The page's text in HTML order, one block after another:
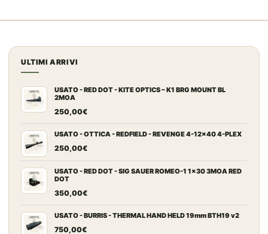
ULTIMI ARRIVI
USATO - RED DOT - KITE OPTICS – K1 BRG MOUNT BL
2MOA
250,00€
USATO - OTTICA - REDFIELD - REVENGE 4-12x40 4-PLEX
250,00€
USATO - RED DOT - SIG SAUER ROMEO-1 1x30 3MOA RED
DOT
350,00€
USATO - BURRIS - THERMAL HAND HELD 19mm BTH19 v2
750,00€